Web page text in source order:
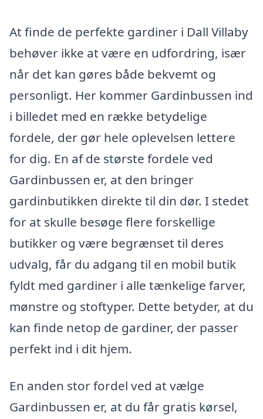
At finde de perfekte gardiner i Dall Villaby
behøver ikke at være en udfordring, især
når det kan gøres både bekvemt og
personligt. Her kommer Gardinbussen ind
i billedet med en række betydelige
fordele, der gør hele oplevelsen lettere
for dig. En af de største fordele ved
Gardinbussen er, at den bringer
gardinbutikken direkte til din dør. I stedet
for at skulle besøge flere forskellige
butikker og være begrænset til deres
udvalg, får du adgang til en mobil butik
fyldt med gardiner i alle tænkelige farver,
mønstre og stoftyper. Dette betyder, at du
kan finde netop de gardiner, der passer
perfekt ind i dit hjem.
En anden stor fordel ved at vælge
Gardinbussen er, at du får gratis kørsel,